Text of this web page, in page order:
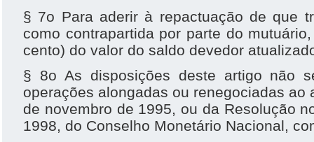
§ 7o Para aderir à repactuação de que
como contrapartida por parte do
cento) do valor do saldo devedor
§ 8o As disposições deste artigo não
operações alongadas ou renegociadas ao
de novembro de 1995, ou da Resolução
1998, do Conselho Monetário Nacional,